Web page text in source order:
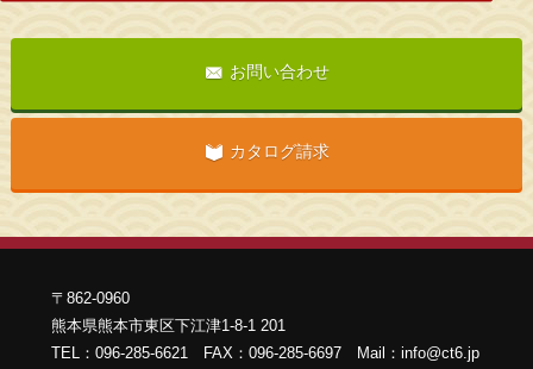
お問い合わせ
カタログ請求
〒862-0960
熊本県熊本市東区下江津1-8-1 201
TEL：096-285-6621 FAX：096-285-6697 Mail：info@ct6.jp